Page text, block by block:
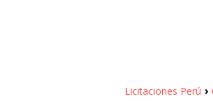
Licitaciones Perú ›